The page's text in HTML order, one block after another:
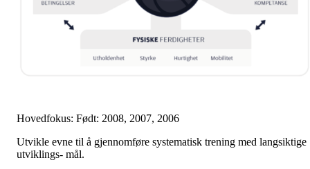
Hovedfokus: Født: 2008, 2007, 2006
Utvikle evne til å gjennomføre systematisk trening med langsiktige
utviklings- mål.